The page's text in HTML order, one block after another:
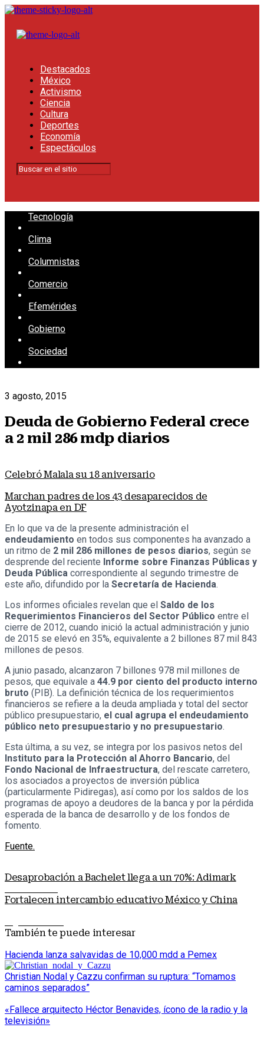
Destacados
México
Activismo
Ciencia
Cultura
Deportes
Economía
Espectáculos
Tecnología
Clima
Columnistas
Comercio
Efemérides
Gobierno
Sociedad
3 agosto, 2015
Deuda de Gobierno Federal crece
a 2 mil 286 mdp diarios
Celebró Malala su 18 aniversario
Marchan padres de los 43 desaparecidos de
Ayotzinapa en DF
En lo que va de la presente administración el
endeudamiento en todos sus componentes ha avanzado a
un ritmo de 2 mil 286 millones de pesos diarios, según se
desprende del reciente Informe sobre Finanzas Públicas y
Deuda Pública correspondiente al segundo trimestre de
este año, difundido por la Secretaría de Hacienda.
Los informes oficiales revelan que el Saldo de los
Requerimientos Financieros del Sector Público entre el
cierre de 2012, cuando inició la actual administración y junio
de 2015 se elevó en 35%, equivalente a 2 billones 87 mil 843
millones de pesos.
A junio pasado, alcanzaron 7 billones 978 mil millones de
pesos, que equivale a 44.9 por ciento del producto interno
bruto (PIB). La definición técnica de los requerimientos
financieros se refiere a la deuda ampliada y total del sector
público presupuestario, el cual agrupa el endeudamiento
público neto presupuestario y no presupuestario.
Esta última, a su vez, se integra por los pasivos netos del
Instituto para la Protección al Ahorro Bancario, del
Fondo Nacional de Infraestructura, del rescate carretero,
los asociados a proyectos de inversión pública
(particularmente Pidiregas), así como por los saldos de los
programas de apoyo a deudores de la banca y por la pérdida
esperada de la banca de desarrollo y de los fondos de
fomento.
Fuente.
Desaprobación a Bachelet llega a un 70%: Adimark
Fortalecen intercambio educativo México y China
También te puede interesar
Hacienda lanza salvavidas de 10,000 mdd a Pemex
Christian Nodal y Cazzu confirman su ruptura: “Tomamos
caminos separados”
«Fallece arquitecto Héctor Benavides, ícono de la radio y la
televisión»